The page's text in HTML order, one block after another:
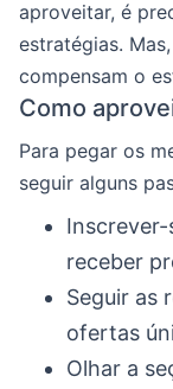
aproveitar, é
estratégias.
compensam o
Como
Para pegar os
seguir alguns
receber
Seguir as
ofertas
Olhar a